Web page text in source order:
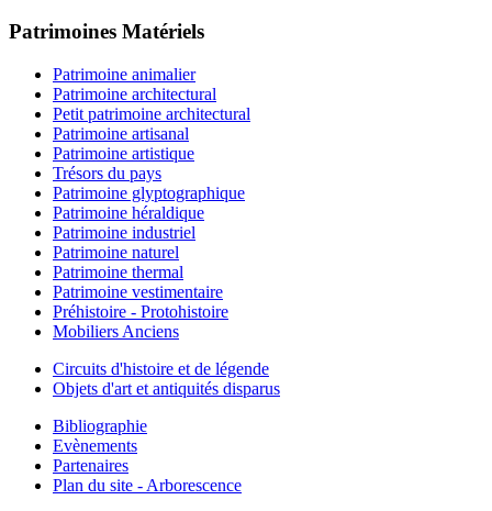
Patrimoines Matériels
Patrimoine animalier
Patrimoine architectural
Petit patrimoine architectural
Patrimoine artisanal
Patrimoine artistique
Trésors du pays
Patrimoine glyptographique
Patrimoine héraldique
Patrimoine industriel
Patrimoine naturel
Patrimoine thermal
Patrimoine vestimentaire
Préhistoire - Protohistoire
Mobiliers Anciens
Circuits d'histoire et de légende
Objets d'art et antiquités disparus
Bibliographie
Evènements
Partenaires
Plan du site - Arborescence